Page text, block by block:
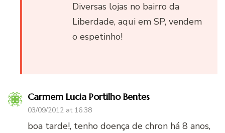
Diversas lojas no bairro da
Liberdade, aqui em SP, vendem
o espetinho!
Carmem Lucia Portilho Bentes
03/09/2012 at 16:38
boa tarde!, tenho doença de chron há 8 anos,